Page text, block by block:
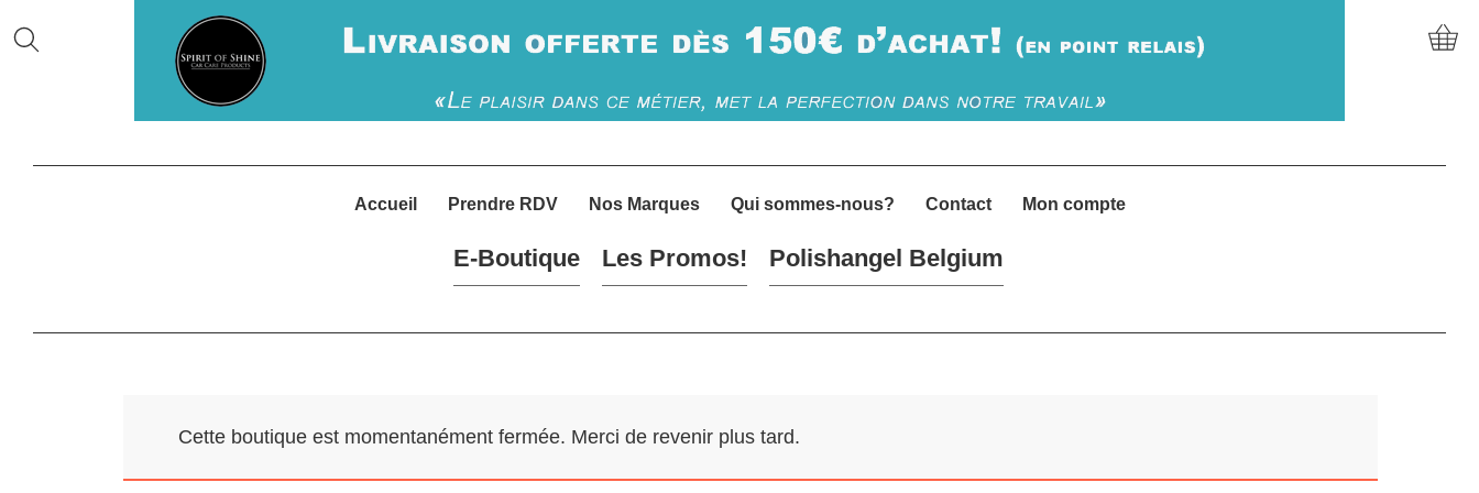
Accueil Prendre RDV Nos Marques Qui sommes-nous? Contact Mon compte
E-Boutique Les Promos! Polishangel Belgium
Cette boutique est momentanément fermée. Merci de revenir plus tard.